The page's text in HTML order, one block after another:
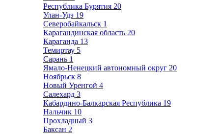
Республика Бурятия 20
Улан-Удэ 19
Северобайкальск 1
Карагандинская область 20
Караганда 13
Темиртау 5
Сарань 1
Ямало-Ненецкий автономный округ 20
Ноябрьск 8
Новый Уренгой 4
Салехард 3
Кабардино-Балкарская Республика 19
Нальчик 10
Прохладный 3
Баксан 2